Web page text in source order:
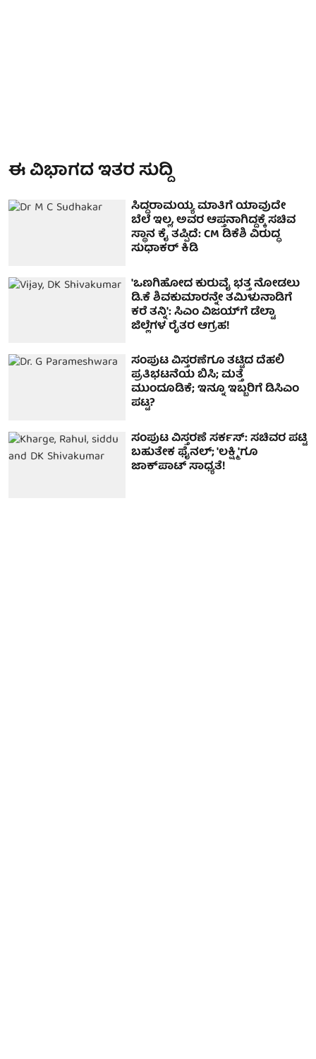
ಈ ವಿಭಾಗದ ಇತರ ಸುದ್ದಿ
ಸಿದ್ದರಾಮಯ್ಯ ಮಾತಿಗೆ ಯಾವುದೇ
ಬೆಲೆ ಇಲ್ಲ, ಅವರ ಆಪ್ತನಾಗಿದ್ದಕ್ಕೆ ಸಚಿವ
ಸ್ಥಾನ ಕೈ ತಪ್ಪಿದೆ: CM ಡಿಕೆಶಿ ವಿರುದ್ಧ
ಸುಧಾಕರ್ ಕಿಡಿ
'ಒಣಗಿಹೋದ ಕುರುವೈ ಭತ್ತ ನೋಡಲು
ಡಿ.ಕೆ ಶಿವಕುಮಾರನ್ನೇ ತಮಿಳುನಾಡಿಗೆ
ಕರೆ ತನ್ನಿ': ಸಿಎಂ ವಿಜಯ್‌ಗೆ ಡೆಲ್ಟಾ
ಜಿಲ್ಲೆಗಳ ರೈತರ ಆಗ್ರಹ!
ಸಂಪುಟ ವಿಸ್ತರಣೆಗೂ ತಟ್ಟಿದ ದೆಹಲಿ
ಪ್ರತಿಭಟನೆಯ ಬಿಸಿ; ಮತ್ತೆ
ಮುಂದೂಡಿಕೆ; ಇನ್ನೂ ಇಬ್ಬರಿಗೆ ಡಿಸಿಎಂ
ಪಟ್ಟ?
ಸಂಪುಟ ವಿಸ್ತರಣೆ ಸರ್ಕಸ್: ಸಚಿವರ ಪಟ್ಟಿ
ಬಹುತೇಕ ಫೈನಲ್; 'ಲಕ್ಷ್ಮಿ'ಗೂ
ಜಾಕ್‌ಪಾಟ್ ಸಾಧ್ಯತೆ!